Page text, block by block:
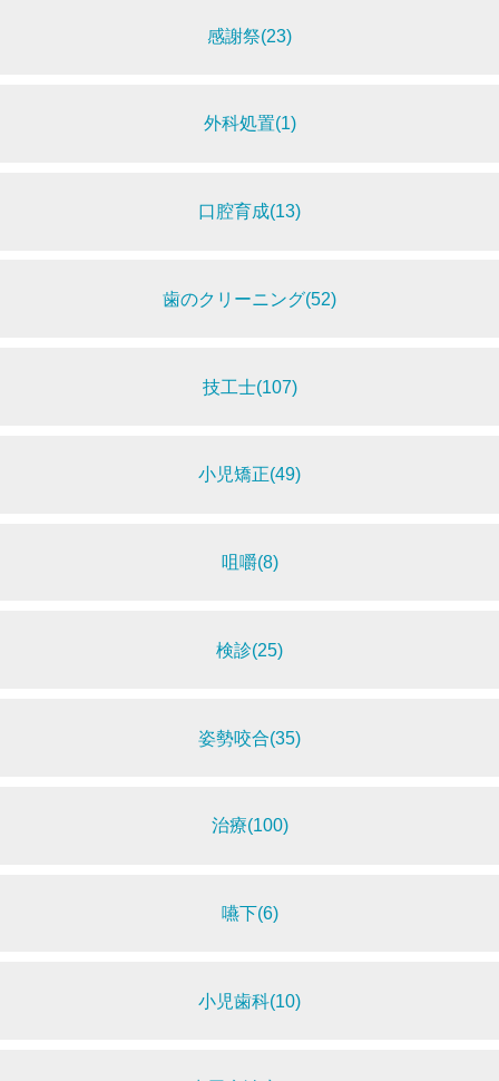
感謝祭(23)
外科処置(1)
口腔育成(13)
歯のクリーニング(52)
技工士(107)
小児矯正(49)
咀嚼(8)
検診(25)
姿勢咬合(35)
治療(100)
嚥下(6)
小児歯科(10)